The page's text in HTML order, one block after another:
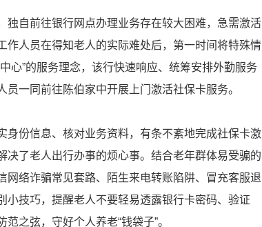
独自前往银行网点办理业务存在较大困难，急需激活
作人员在得知老人的实际难处后，第一时间将特殊情
心”的服务理念，该行快速响应、统筹安排外勤服务
一同前往陈伯家中开展上门激活社保卡服务。
身份信息、核对业务资料，有条不紊地完成社保卡激
决了老人出行办事的烦心事。结合老年群体易受骗的
网络诈骗常见套路、陌生来电转账陷阱、冒充客服退
小技巧，提醒老人不要轻易透露银行卡密码、验证
之弦，守好个人养老“钱袋子”。